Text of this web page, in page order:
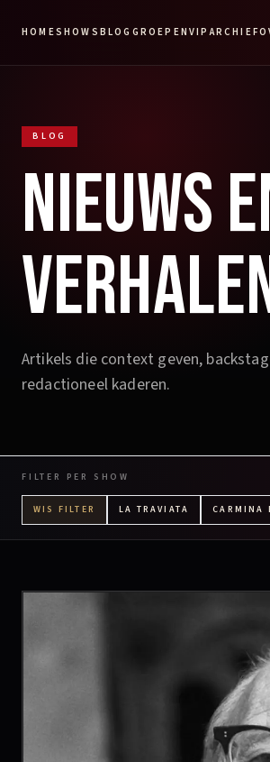
HOMESHOWS BLOG GROEPENVIPARCHIEF
BLOG
NIEUWS
Artikels die context geven,
redactioneel kaderen.
FILTER PER SHOW
WIS FILTER LA TRAVIATA CARMINA